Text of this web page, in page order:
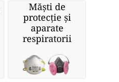
Măști de
protecție și
aparate
respiratorii